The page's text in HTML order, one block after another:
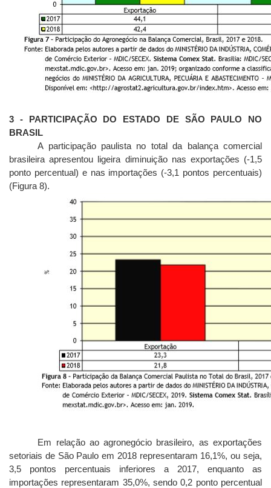
3 - PARTICIPAÇÃO DO ESTADO DE SÃO PAULO NO
BRASIL
A participação paulista no total da balança comercial
brasileira apresentou ligeira diminuição nas exportações (-1,5
ponto percentual) e nas importações (-3,1 pontos percentuais)
(Figura 8).
Em relação ao agronegócio brasileiro, as exportações
setoriais de São Paulo em 2018 representaram 16,1%, ou seja,
3,5 pontos percentuais inferiores a 2017, enquanto as
importações representaram 35,0%, sendo 0,2 ponto percentual